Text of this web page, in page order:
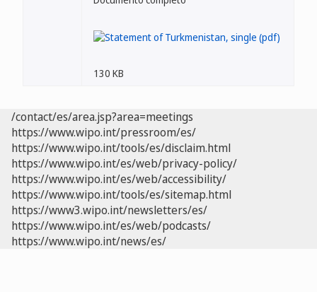
130 KB
/contact/es/area.jsp?area=meetings
https://www.wipo.int/pressroom/es/
https://www.wipo.int/tools/es/disclaim.html
https://www.wipo.int/es/web/privacy-policy/
https://www.wipo.int/es/web/accessibility/
https://www.wipo.int/tools/es/sitemap.html
https://www3.wipo.int/newsletters/es/
https://www.wipo.int/es/web/podcasts/
https://www.wipo.int/news/es/